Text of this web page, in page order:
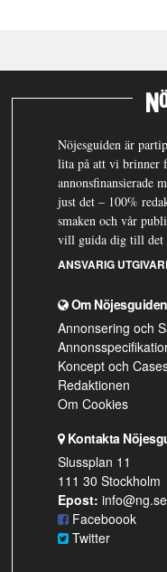
Nöjesguiden är
lita på att vi brinner
annonsfinansierade
just det – 100%
smaken och vår
vill guida dig till det
ANSVARIG
Om Nöjesguiden
Annonsering och
Koncept och
Redaktionen
Om Cookies
Kontakta
Slussplan 11
111 30 Stockholm
Epost: info@ng.se
Faceboook
Twitter